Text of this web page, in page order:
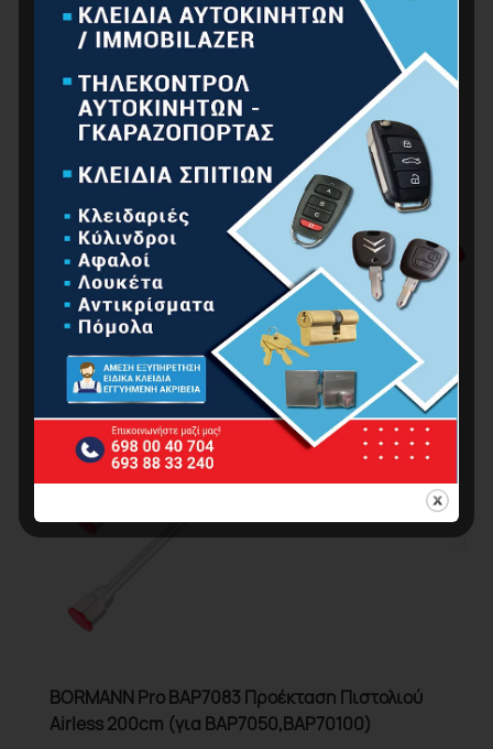
BORMANN Pro BAP7081 Προέκταση Πιστολιού
Airless 50cm (για ΒΑΡ7050,ΒΑΡ7100)
0.00€
BORMANN Pro BAP7083 Προέκταση Πιστολιού
Airless 200cm (για ΒΑΡ7050,ΒΑΡ70100)